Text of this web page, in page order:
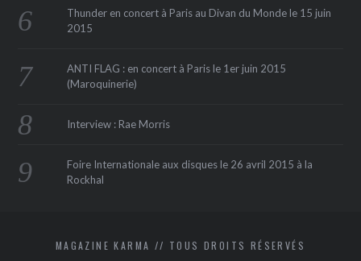
Thunder en concert à Paris au Divan du Monde le 15 juin
2015
ANTI FLAG : en concert à Paris le 1er juin 2015
(Maroquinerie‏)
Interview : Rae Morris
Foire Internationale aux disques le 26 avril 2015 à la
Rockhal
MAGAZINE KARMA // TOUS DROITS RÉSERVÉS